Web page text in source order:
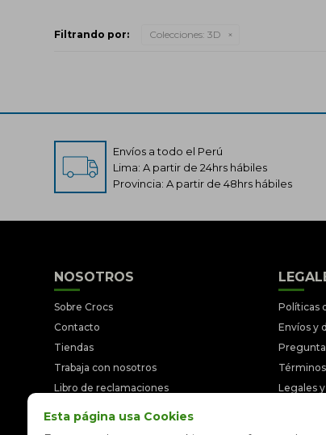
Esta página usa Cookies
Filtrando por: Colecciones: 3D
Envíos a todo el Perú
Lima: A partir de 24hrs hábiles
Provincia: A partir de 48hrs hábiles
NOSOTROS
Sobre Crocs
Contacto
Tiendas
Trabaja con nosotros
Libro de reclamaciones
Políticas
Envíos y
Legales